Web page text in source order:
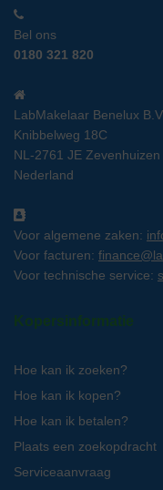
Bel ons
0180 321 820
LabMakelaar Benelux B.V.
Knibbelweg 18C
NL-2761 JE Zevenhuizen
Nederland
Voor algemene zaken:
Voor facturen:
Voor technische service:
Kopersinformatie
Hoe kan ik zoeken?
Hoe kan ik kopen?
Hoe kan ik betalen?
Plaats een zoekopdracht
Serviceaanvraag